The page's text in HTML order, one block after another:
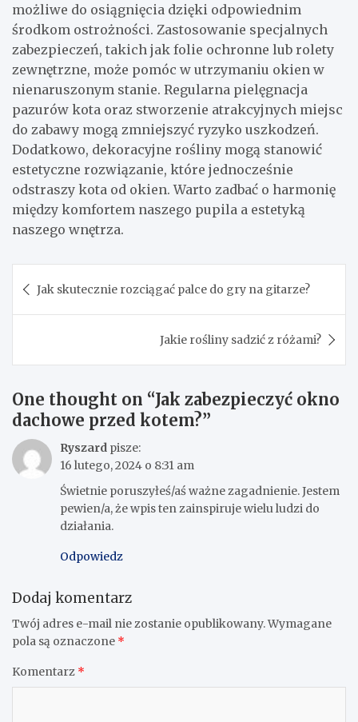
możliwe do osiągnięcia dzięki odpowiednim
środkom ostrożności. Zastosowanie specjalnych
zabezpieczeń, takich jak folie ochronne lub rolety
zewnętrzne, może pomóc w utrzymaniu okien w
nienaruszonym stanie. Regularna pielęgnacja
pazurów kota oraz stworzenie atrakcyjnych miejsc
do zabawy mogą zmniejszyć ryzyko uszkodzeń.
Dodatkowo, dekoracyjne rośliny mogą stanowić
estetyczne rozwiązanie, które jednocześnie
odstraszy kota od okien. Warto zadbać o harmonię
między komfortem naszego pupila a estetyką
naszego wnętrza.
wpisu
Jak skutecznie rozciągać palce do gry na gitarze?
Jakie rośliny sadzić z różami?
One thought on “Jak zabezpieczyć okno
dachowe przed kotem?”
Ryszard pisze:
16 lutego, 2024 o 8:31 am
Świetnie poruszyłeś/aś ważne zagadnienie. Jestem
pewien/a, że wpis ten zainspiruje wielu ludzi do
działania.
Odpowiedz
Dodaj komentarz
Twój adres e-mail nie zostanie opublikowany.Wymagane
pola są oznaczone *
Komentarz *